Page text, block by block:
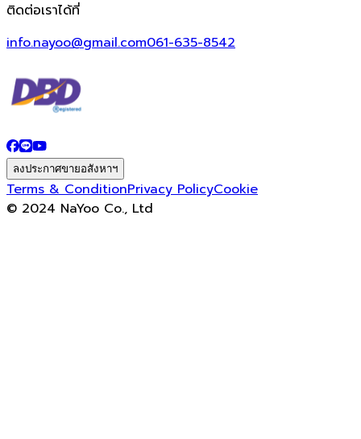
ติดต่อเราได้ที่
info.nayoo@gmail.com061-635-8542
ลงประกาศขายอสังหาฯ
Terms & ConditionPrivacy PolicyCookie
© 2024 NaYoo Co., Ltd